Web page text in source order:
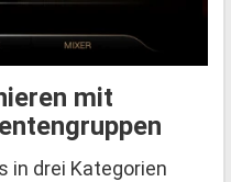
mit
in drei Kategorien